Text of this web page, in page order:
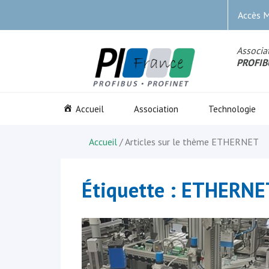
Accès
Accueil Association Technologie
Accueil / Articles sur le thème ETHERNET
Étiquette :